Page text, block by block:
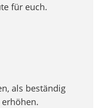
für euch.
als beständig